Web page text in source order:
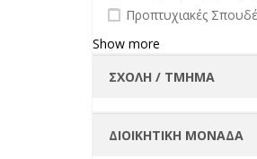
undefined
Προπτυχιακές
Show more